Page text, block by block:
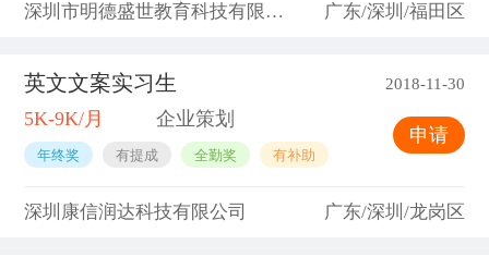
深圳市明德盛世教育科技有限公司 广东/深圳/福田区
英文文案实习生 2018-11-30
5K-9K/月 企业策划
年终奖 有提成 全勤奖 有补助
申请
深圳康信润达科技有限公司 广东/深圳/龙岗区